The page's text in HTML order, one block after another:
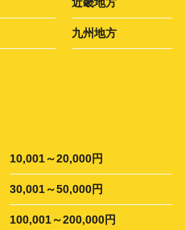
九州地方
10,001～20,000円
30,001～50,000円
100,001～200,000円